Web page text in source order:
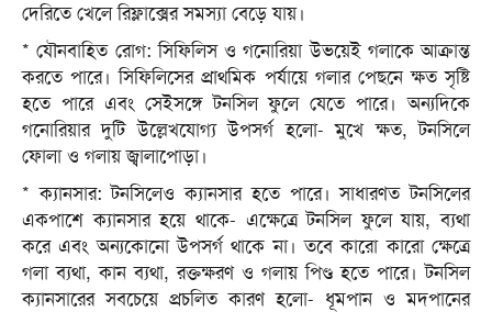
দেরিতে খেলে রিফ্লাক্সের সমস্যা বেড়ে যায়।
* যৌনবাহিত রোগ: সিফিলিস ও গনোরিয়া উভয়েই গলাকে আক্রান্ত
করতে পারে। সিফিলিসের প্রাথমিক পর্যায়ে গলার পেছনে ক্ষত সৃষ্টি
হতে পারে এবং সেইসঙ্গে টনসিল ফুলে যেতে পারে। অন্যদিকে
গনোরিয়ার দুটি উল্লেখযোগ্য উপসর্গ হলো- মুখে ক্ষত, টনসিলে
ফোলা ও গলায় জ্বালাপোড়া।
* ক্যানসার: টনসিলেও ক্যানসার হতে পারে। সাধারণত টনসিলের
একপাশে ক্যানসার হয়ে থাকে- এক্ষেত্রে টনসিল ফুলে যায়, ব্যথা
করে এবং অন্যকোনো উপসর্গ থাকে না। তবে কারো কারো ক্ষেত্রে
গলা ব্যথা, কান ব্যথা, রক্তক্ষরণ ও গলায় পিণ্ড হতে পারে। টনসিল
ক্যানসারের সবচেয়ে প্রচলিত কারণ হলো- ধূমপান ও মদপানের